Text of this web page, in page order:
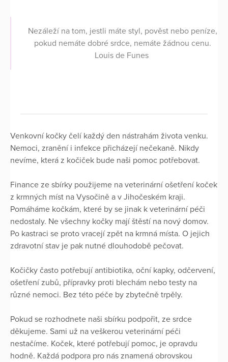
Nezáleží na tom, jestli máte styl, pověst nebo peníze,
pokud nemáte dobré srdce, nemáte žádnou cenu.
Louis de Funes
Venkovní kočky čelí každý den nástrahám života venku.
Nemoci, zranění i infekce přicházejí nečekaně. Nikdy
nevíme, která z kočiček bude naši pomoc potřebovat.
Finance ze sbírky použijeme na veterinární ošetření koček
z krmných míst na Vysočině a v Jihočeském kraji.
Pomáháme kočkám, které by se jinak k veterinární péči
nedostaly. Ne všechny kočky mají štěstí na nový domov.
Po kastraci se proto vracejí zpět na krmná místa. O jejich
zdravotní stav je pak nutné dlouhodobě pečovat.
Kočičky často potřebují antibiotika, oční kapky, odčervení,
ošetření zubů, přípravky proti blechám nebo testy na
různé nemoci. Bez této péče by zbytečně trpěly.
Pokud se rozhodnete naši sbírku podpořit, ze srdce
děkujeme. Sami už na veškerou veterinární péči
nestačíme. Koček, které potřebují pomoc, je opravdu
hodně. Každá podpora pro nás znamená obrovskou